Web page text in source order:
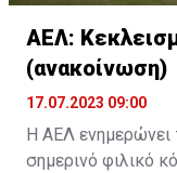
ΑΕΛ:
(ανακοίνωση)
17.07.2023 09:00
Η ΑΕΛ
σημερινό φιλικό